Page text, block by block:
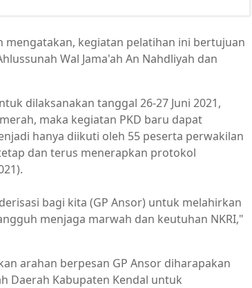
mengatakan, kegiatan pelatihan ini bertujuan
Wal Jama'ah An Nahdliyah dan
dilaksanakan tanggal 26-27 Juni 2021,
maka kegiatan PKD baru dapat
hanya diikuti oleh 55 peserta perwakilan
dan terus menerapkan protokol
bagi kita (GP Ansor) untuk melahirkan
menjaga marwah dan keutuhan NKRI,"
arahan berpesan GP Ansor diharapakan
Daerah Kabupaten Kendal untuk